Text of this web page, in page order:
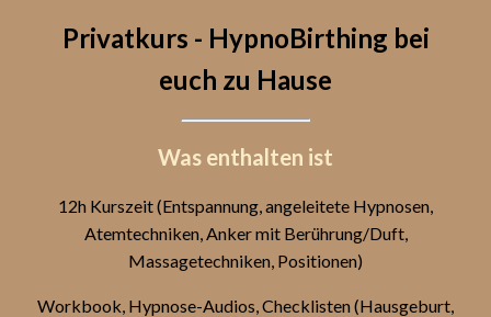
Privatkurs - HypnoBirthing bei
euch zu Hause
Was enthalten ist
12h Kurszeit (Entspannung, angeleitete Hypnosen,
Atemtechniken, Anker mit Berührung/Duft,
Massagetechniken, Positionen)
Workbook, Hypnose-Audios, Checklisten (Hausgeburt,